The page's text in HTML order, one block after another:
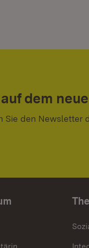
dem
Sie den Newsletter